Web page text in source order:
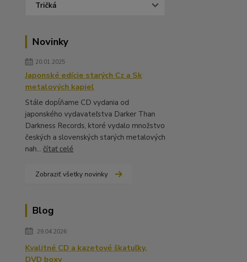
Tričká
Novinky
20.01.2025
Japonské edície starých Cz a Sk
metalových kapiel
Stále dopĺňame CD vydania od
japonského vydavateľstva Darker Than
Darkness Records, ktoré vydalo množstvo
českých a slovenských starých metalových
nah... čítať celé
Zobraziť všetky novinky
Blog
29.04.2026
Kvalitné CD a kazetové škatuľky,
DVD boxy